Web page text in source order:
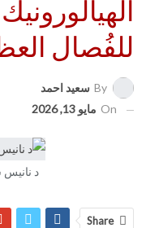
للفُصال
By سعيد احمد
On مايو 13, 2026
د
Share